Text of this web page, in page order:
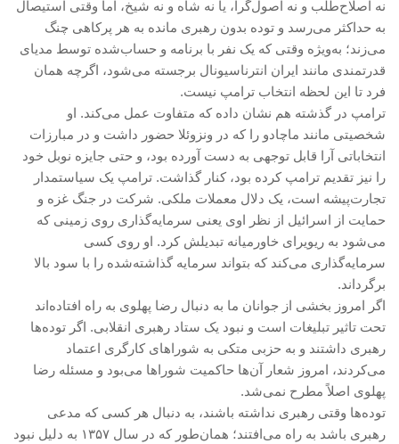
نه اصلاح‌طلب و نه اصول‌گرا، یا نه شاه و نه شیخ، اما وقتی استیصال
به حداکثر می‌رسد و توده بدون رهبری مانده به هر پرکاهی چنگ
می‌زند؛ به‌ویژه وقتی که یک نفر با برنامه و حساب‌شده توسط مدیای
قدرتمندی مانند ایران انترناسیونال برجسته می‌شود، اگرچه همان
فرد تا این لحظه انتخاب ترامپ نیست.
ترامپ در گذشته هم نشان داده که متفاوت عمل می‌کند. او
شخصیتی مانند ماچادو را که در ونزوئلا حضور داشت و در مبارزات
انتخاباتی آرا قابل توجهی به دست آورده بود، و حتی جایزه نوبل خود
را نیز تقدیم ترامپ کرده بود، کنار گذاشت. ترامپ یک سیاستمدار
تجارت‌پیشه است، یک دلال معملات ملکی. شرکت در جنگ غزه و
حمایت از اسرائیل از نظر اوی یعنی سرمایه‌گذاری روی زمینی که
می‌شود به ریویرای خاورمیانه تبدیلش کرد. او روی کسی
سرمایه‌گذاری می‌کند که بتواند سرمایه گذاشته‌شده را با سود بالا
برگرداند.
اگر امروز بخشی از جوانان ما به دنبال رضا پهلوی به راه افتاده‌اند
تحت تاثیر تبلیغات است و نبود یک ستاد رهبری انقلابی. اگر توده‌ها
رهبری داشتند و به حزبی متکی به شوراهای کارگری اعتماد
می‌کردند، امروز شعار آن‌ها حاکمیت شوراها می‌بود و مسئله رضا
پهلوی اصلاً مطرح نمی‌شد.
توده‌ها وقتی رهبری نداشته باشند، به دنبال هر کسی که مدعی
رهبری باشد به راه می‌افتند؛ همان‌طور که در سال ۱۳۵۷ به دلیل نبود